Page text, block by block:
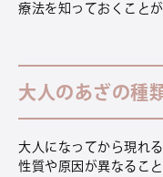
療法を知っておくことが
大人のあざの種
大人になってから現れ
性質や原因が異なるこ